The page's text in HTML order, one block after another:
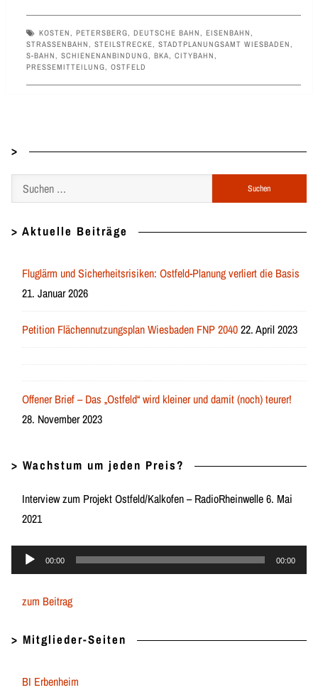
KOSTEN, PETERSBERG, DEUTSCHE BAHN, EISENBAHN,
STRASSENBAHN
, STEILSTRECKE, STADTPLANUNGSAMT WIESBADEN,
S-BAHN, SCHIENENANBINDUNG, BKA, CITYBAHN,
PRESSEMITTEILUNG, OSTFELD
>
nach:
> Aktuelle Beiträge
Fluglärm und Sicherheitsrisiken: Ostfeld-Planung verliert die Basis
21. Januar 2026
Petition Flächennutzungsplan Wiesbaden FNP 204022. April 2023
Offener Brief – Das „Ostfeld“ wird kleiner und damit (noch) teurer!
28. November 2023
> Wachstum um jeden Preis?
Interview zum Projekt Ostfeld/Kalkofen – RadioRheinwelle 6. Mai
2021
Audio-
Player
00:00 00:00
zum Beitrag
> Mitglieder-Seiten
BI Erbenheim